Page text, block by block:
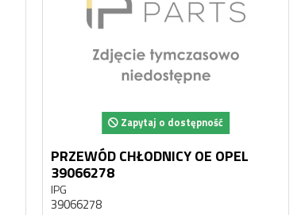
Zapytaj o dostępność
PRZEWÓD CHŁODNICY OE OPEL
39066278
IPG
39066278